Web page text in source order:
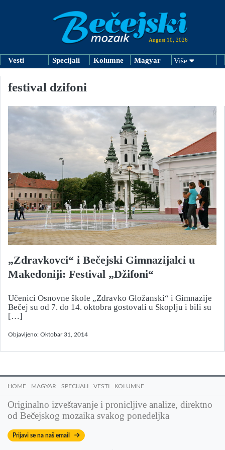
August 10, 2026
Vesti Specijali Kolumne Magyar Više
festival dzifoni
„Zdravkovci“ i Bečejski Gimnazijalci u
Makedoniji: Festival „Džifoni“
Učenici Osnovne škole „Zdravko Gložanski“ i Gimnazije
Bečej su od 7. do 14. oktobra gostovali u Skoplju i bili su
[…]
Objavljeno: Oktobar 31, 2014
HOME MAGYAR SPECIJALI VESTI KOLUMNE
Originalno izveštavanje i pronicljive analize, direktno
od Bečejskog mozaika svakog ponedeljka
Prijavi se na naš email